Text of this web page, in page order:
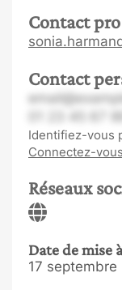
Contact pro
Contact
Identifiez-vous
Connectez-vous
Réseaux
Date de mise
17 septembre